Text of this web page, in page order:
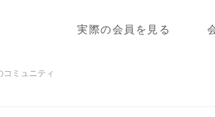
実際の会員を見る
コミュニティ